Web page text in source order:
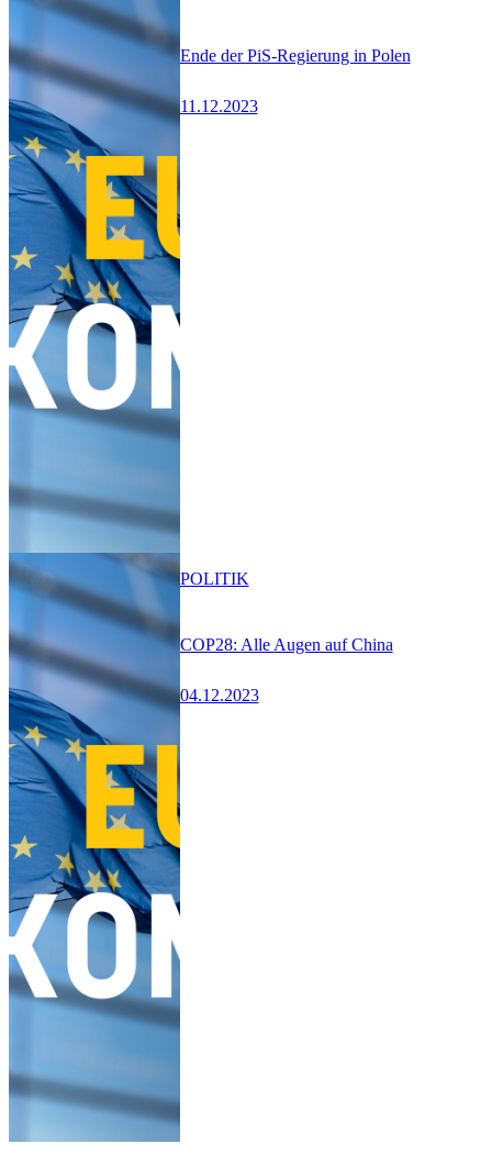
Ende der PiS-Regierung in Polen
11.12.2023
COP28: Alle Augen auf China
04.12.2023
POLITIK